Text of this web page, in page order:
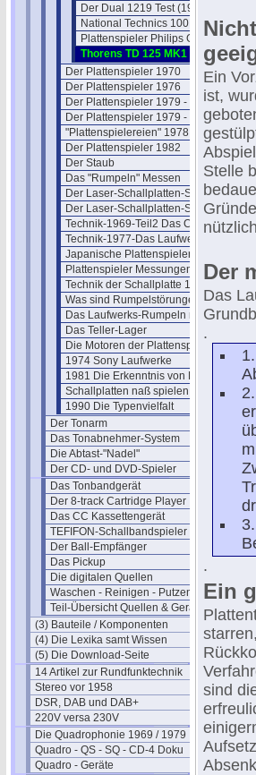
Der Dual 1219 Test (1970)
National Technics 100P
Plattenspieler Philips GA 202
Thorens TD 125 MK1 (Chassis)
Der Plattenspieler 1970
Der Plattenspieler 1976
Der Plattenspieler 1979 - I
Der Plattenspieler 1979 - II
"Plattenspielereien" 1978
Der Plattenspieler 1982
Der Staub
Das "Rumpeln" Messen
Der Laser-Schallplatten-Spieler 1
Der Laser-Schallplatten-Spieler 2
Technik-1969-Teil2 Das Chassis
Technik-1977-Das Laufwerk
Japanische Plattenspieler 1971
Plattenspieler Messungen (1971)
Technik der Schallplatte 1953 (06)
Was sind Rumpelstörungen
Das Laufwerks-Rumpeln messen
Das Teller-Lager
Die Motoren der Plattenspieler
1974 Sony Laufwerke
1981 Die Erkenntnis von EMT
Schallplatten naß spielen
1990 Die Typenvielfalt
Der Tonarm
Das Tonabnehmer-System
Die Abtast-"Nadel"
Der CD- und DVD-Spieler
Das Tonbandgerät
Der 8-track Cartridge Player
Das CC Kassettengerät
TEFIFON-Schallbandspieler (1950)
Der Ball-Empfänger
Das Pickup
Die digitalen Quellen
Waschen - Reinigen - Putzen
Teil-Übersicht Quellen & Geräte
(3) Bauteile / Komponenten
(4) Die Lexika samt Wissen
(5) Die Download-Seite
14 Artikel zur Rundfunktechnik
Stereo vor 1958
DSR, DAB und DAB+
220V versa 230V
Die Quadrophonie 1969 / 1979
Quadro - QS - SQ - CD-4 Doku
Quadro - Geräte
Ein
ist,
Stelle
Der
Das
.
.
Ein
sind